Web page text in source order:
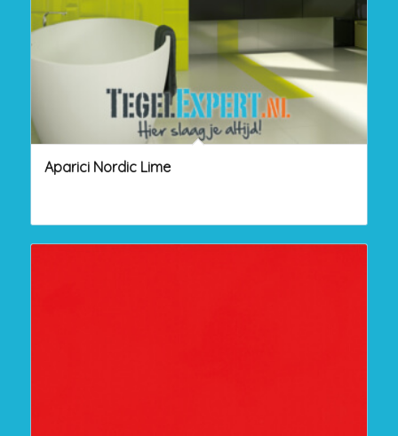
Aparici Nordic Lime